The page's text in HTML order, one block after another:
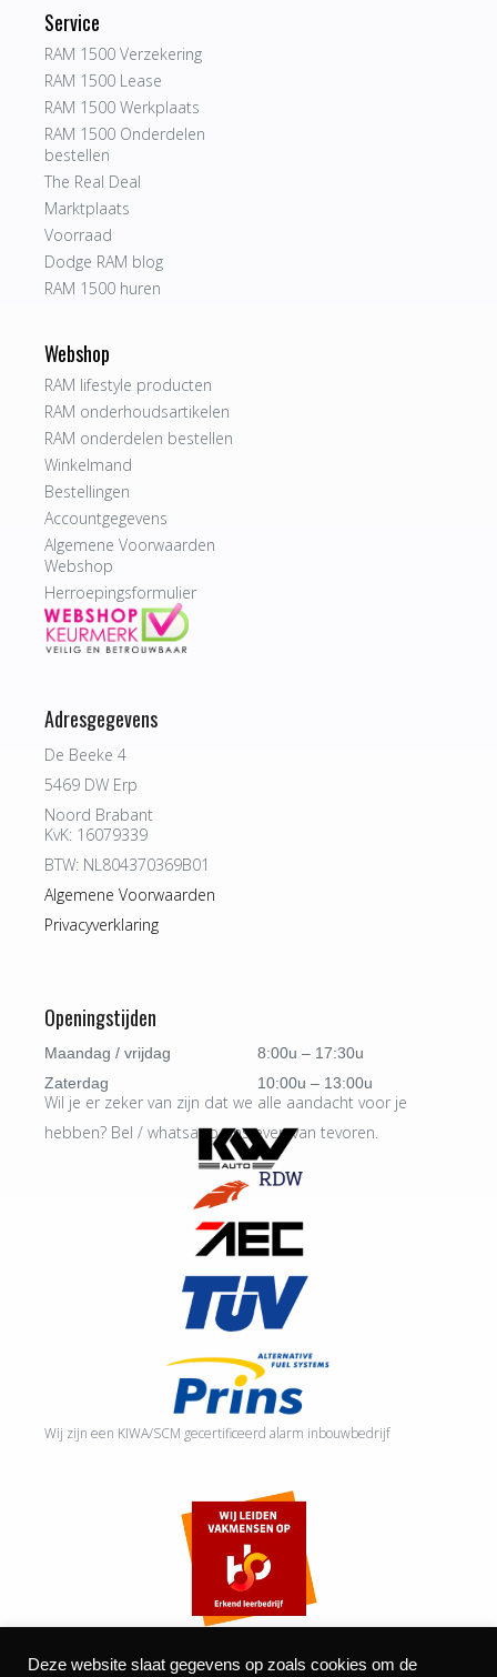
Service
RAM 1500 Verzekering
RAM 1500 Lease
RAM 1500 Werkplaats
RAM 1500 Onderdelen
bestellen
The Real Deal
Marktplaats
Voorraad
Dodge RAM blog
RAM 1500 huren
Webshop
RAM lifestyle producten
RAM onderhoudsartikelen
RAM onderdelen bestellen
Winkelmand
Bestellingen
Accountgegevens
Algemene Voorwaarden
Webshop
Herroepingsformulier
Adresgegevens
De Beeke 4
5469 DW Erp
Noord Brabant
KvK: 16079339
BTW: NL804370369B01
Algemene Voorwaarden
Privacyverklaring
Openingstijden
Maandag / vrijdag
8:00u – 17:30u
Zaterdag
10:00u – 13:00u
Wil je er zeker van zijn dat we alle aandacht voor je
hebben? Bel / whatsapp ons even van tevoren.
Wij zijn een KIWA/SCM gecertificeerd alarm inbouwbedrijf
Deze website slaat gegevens op zoals cookies om de